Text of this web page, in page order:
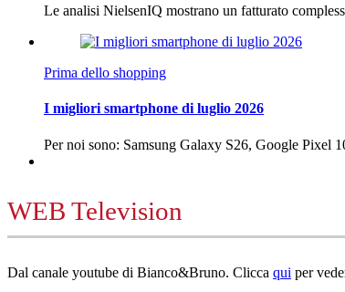
Le analisi NielsenIQ mostrano un fatturato
Prima dello shopping
I migliori smartphone di luglio 2026
Per noi sono: Samsung Galaxy S26, Google Pixel
WEB Television
Dal canale youtube di Bianco&Bruno. Clicca qui per